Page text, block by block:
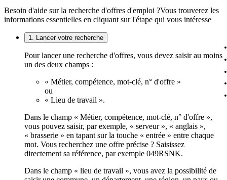
Besoin d'aide sur la recherche d'offres d'emploi ?Vous trouverez les
informations essentielles en cliquant sur l'étape qui vous intéresse
1. Lancer votre recherche
Pour lancer une recherche d'offres, vous devez saisir au moins
un des deux champs :
« Métier, compétence, mot-clé, n° d'offre »
ou
« Lieu de travail ».
Dans le champ « Métier, compétence, mot-clé, n° d'offre »,
vous pouvez saisir, par exemple, « serveur », « anglais »,
« brasserie » en tapant sur la touche « entrée » entre chaque
mot. Vous recherchez une offre précise ? Saisissez
directement sa référence, par exemple 049RSNK.
Dans le champ « lieu de travail », vous avez la possibilité de